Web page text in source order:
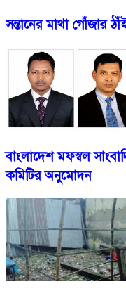
সন্তানের মাথা গোঁজার
বাংলাদেশ মফস্বল
কমিটির অনুমোদন